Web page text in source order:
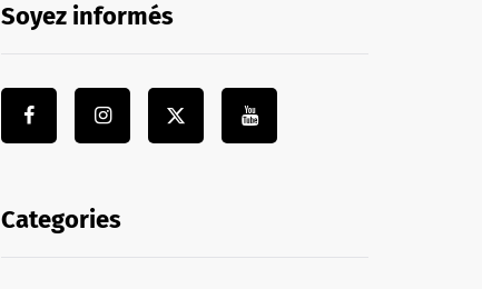
Soyez informés
Categories